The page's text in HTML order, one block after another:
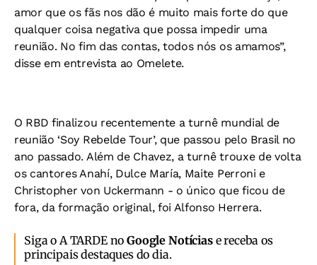
amor que os fãs nos dão é muito mais forte do que
qualquer coisa negativa que possa impedir uma
reunião. No fim das contas, todos nós os amamos”,
disse em entrevista ao Omelete.
O RBD finalizou recentemente a turnê mundial de
reunião ‘Soy Rebelde Tour’, que passou pelo Brasil no
ano passado. Além de Chavez, a turnê trouxe de volta
os cantores Anahí, Dulce María, Maite Perroni e
Christopher von Uckermann - o único que ficou de
fora, da formação original, foi Alfonso Herrera.
Siga o A TARDE noGoogle Notíciase receba os
principais destaques do dia.